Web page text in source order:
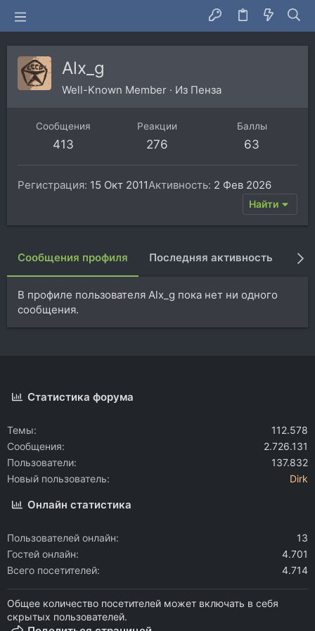
Alx_g
Well-Known Member · Из Пенза
Сообщения
413
Реакции
276
Баллы
63
Регистрация 15 Окт 2011Активность 2 Фев 2026
Найти
Сообщения профиля Последняя активность
В профиле пользователя Alx_g пока нет ни одного
сообщения.
Статистика форума
Темы
112.578
Сообщения
2.726.131
Пользователи
137.832
Новый пользователь
Dirk
Онлайн статистика
Пользователей онлайн
13
Гостей онлайн
4.701
Всего посетителей
4.714
Общее количество посетителей может включать в себя
скрытых пользователей.